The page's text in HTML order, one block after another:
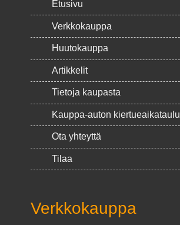
Etusivu
Verkkokauppa
Huutokauppa
Artikkelit
Tietoja kaupasta
Kauppa-auton kiertueaikataulu
Ota yhteyttä
Tilaa
Verkkokauppa